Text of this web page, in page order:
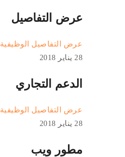
عرض التفاصيل
عرض التفاصيل الوظيفية
28 يناير 2018
الدعم التجاري
عرض التفاصيل الوظيفية
28 يناير 2018
مطور ويب